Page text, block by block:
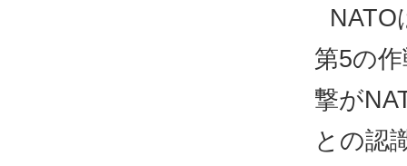
NATO
第5の
撃が
との認